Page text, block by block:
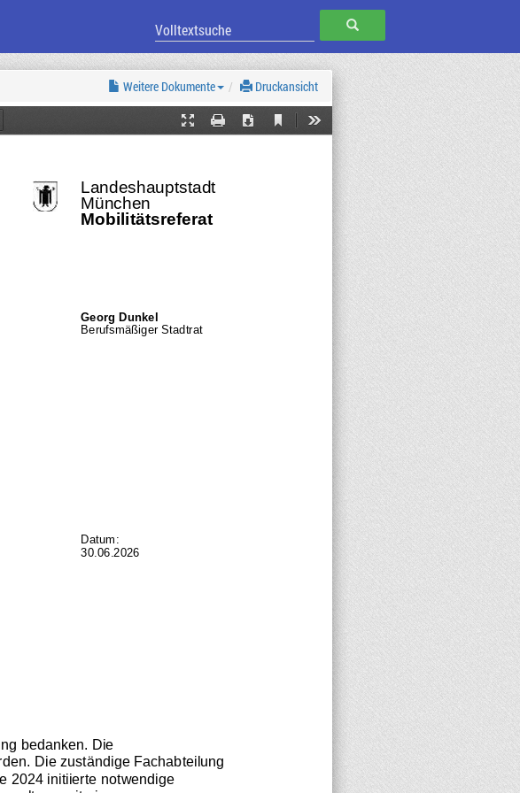
SUCHEN
Druckansicht
Weitere Dokumente
Presentation
Print Download
Current
Tools
Landeshauptstadt
München
Mobilitätsreferat
Georg Dunkel
Berufsmäßiger Stadtrat
Datum:
30.06.2026
bedanken. Die
Die zuständige Fachabteilung
2024 initiierte notwendige